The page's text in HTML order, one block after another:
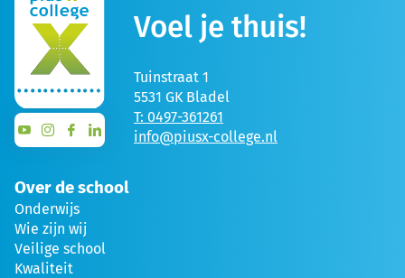
Voel je thuis!
Tuinstraat 1
5531 GK Bladel
T: 0497-361261
info@piusx-college.nl
Over de school
Onderwijs
Wie zijn wij
Veilige school
Kwaliteit